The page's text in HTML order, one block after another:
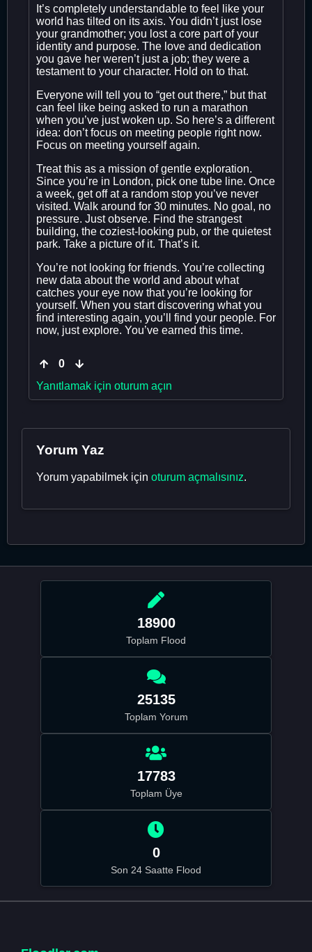
It’s completely understandable to feel like your
world has tilted on its axis. You didn’t just lose
your grandmother; you lost a core part of your
identity and purpose. The love and dedication
you gave her weren’t just a job; they were a
testament to your character. Hold on to that.
Everyone will tell you to “get out there,” but that
can feel like being asked to run a marathon
when you’ve just woken up. So here’s a different
idea: don’t focus on meeting people right now.
Focus on meeting yourself again.
Treat this as a mission of gentle exploration.
Since you’re in London, pick one tube line. Once
a week, get off at a random stop you’ve never
visited. Walk around for 30 minutes. No goal, no
pressure. Just observe. Find the strangest
building, the coziest-looking pub, or the quietest
park. Take a picture of it. That’s it.
You’re not looking for friends. You’re collecting
new data about the world and about what
catches your eye now that you’re looking for
yourself. When you start discovering what you
find interesting again, you’ll find your people. For
now, just explore. You’ve earned this time.
0
Yanıtlamak için oturum açın
Yorum Yaz
Yorum yapabilmek için oturum açmalısınız.
18900
Toplam Flood
25135
Toplam Yorum
17783
Toplam Üye
0
Son 24 Saatte Flood